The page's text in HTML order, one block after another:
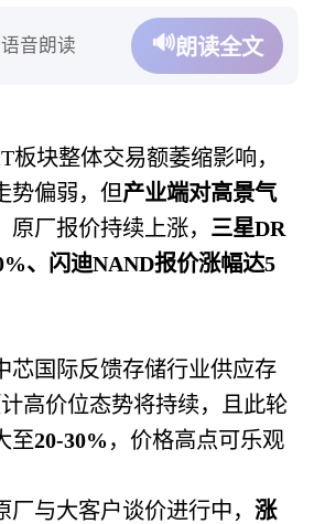
音朗读 🔊朗读全文
板块整体交易额萎缩影响，
势偏弱，但产业端对高景气
原厂报价持续上涨， 三星DR
、闪迪NAND报价涨幅达5
芯国际反馈存储行业供应存
高价位态势将持续，且此轮
至20-30% ，价格高点可乐观
厂与大客户谈价进行中，涨